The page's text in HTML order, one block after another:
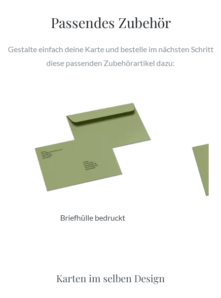
Passendes Zubehör
Gestalte einfach deine Karte und bestelle im nächsten Schritt
diese passenden Zubehörartikel dazu:
Briefhülle bedruckt
Karten im selben Design